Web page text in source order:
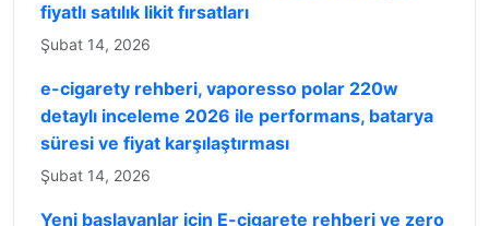
fiyatlı satılık likit fırsatları
Şubat 14, 2026
e-cigarety rehberi, vaporesso polar 220w
detaylı inceleme 2026 ile performans, batarya
süresi ve fiyat karşılaştırması
Şubat 14, 2026
Yeni başlayanlar için E-cigarete rehberi ve zero